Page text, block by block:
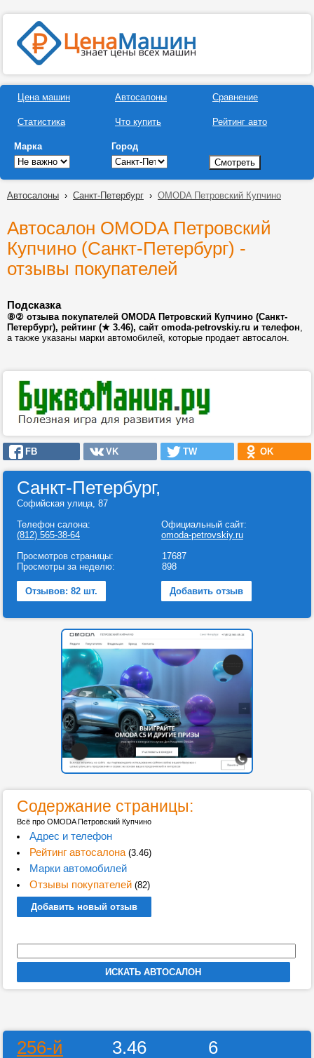
Цена машин
Статистика
Автосалоны
Что купить
Сравнение
Рейтинг авто
Марка Город
Автосалоны › Санкт-Петербург › OMODA Петровский Купчино
Автосалон OMODA Петровский
Купчино (Санкт-Петербург) -
отзывы покупателей
Подсказка
⑧② отзыва покупателей OMODA Петровский Купчино (Санкт-
Петербург), рейтинг (★ 3.46), сайт omoda-petrovskiy.ru и телефон,
а также указаны марки автомобилей, которые продает автосалон.
FB VK TW OK
Санкт-Петербург,
Софийская улица, 87
Телефон салона:
(812) 565-38-64
Официальный сайт:
omoda-petrovskiy.ru
Просмотров страницы:
Просмотры за неделю:
17687
898
Отзывов: 82 шт. Добавить отзыв
Содержание страницы:
Всё про OMODA Петровский Купчино
Адрес и телефон
Рейтинг автосалона(3.46)
Марки автомобилей
Отзывы покупателей(82)
Добавить новый отзыв
256-й 3.46 6